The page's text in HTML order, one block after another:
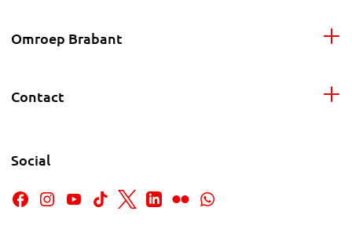
Omroep Brabant
Contact
Social